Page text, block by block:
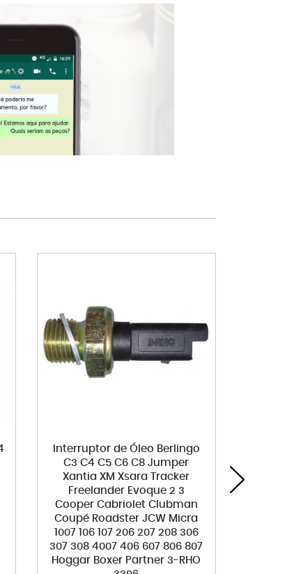
Interruptor de Óleo Berlingo
C3 C4 C5 C6 C8 Jumper
Xantia XM Xsara Tracker
Freelander Evoque 2 3
Cooper Cabriolet Clubman
Coupé Roadster JCW Micra
1007 106 107 206 207 208 306
307 308 4007 406 607 806 807
Hoggar Boxer Partner 3-RHO